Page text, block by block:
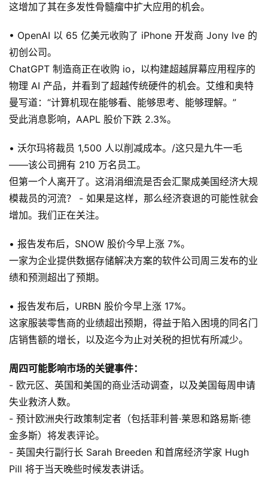
这增加了其在多发性骨髓瘤中扩大应用的机会。
• OpenAI 以 65 亿美元收购了 iPhone 开发商 Jony Ive 的
初创公司。
ChatGPT 制造商正在收购 io，以构建超越屏幕应用程序的
物理 AI 产品，并看到了超越传统硬件的机会。艾维和奥特
曼写道：“计算机现在能够看、能够思考、能够理解。”
受此消息影响，AAPL 股价下跌 2.3%。
• 沃尔玛将裁员 1,500 人以削减成本。/这只是九牛一毛
——该公司拥有 210 万名员工。
但第一个人离开了。这涓涓细流是否会汇聚成美国经济大规
模裁员的河流？ - 如果是这样，那么经济衰退的可能性就会
增加。我们正在关注。
• 报告发布后，SNOW 股价今早上涨 7%。
一家为企业提供数据存储解决方案的软件公司周三发布的业
绩和预测超出了预期。
• 报告发布后，URBN 股价今早上涨 17%。
这家服装零售商的业绩超出预期，得益于陷入困境的同名门
店销售额的增长，以及迄今为止对关税的担忧有所减少。
周四可能影响市场的关键事件：
- 欧元区、英国和美国的商业活动调查，以及美国每周申请
失业救济人数。
- 预计欧洲央行政策制定者（包括菲利普·莱恩和路易斯·德
金多斯）将发表评论。
- 英国央行副行长 Sarah Breeden 和首席经济学家 Hugh
Pill 将于当天晚些时候发表讲话。